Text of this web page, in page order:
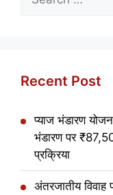
for:
Recent Post
प्याज भंडारण
भंडारण पर
प्रक्रिया
अंतरजातीय